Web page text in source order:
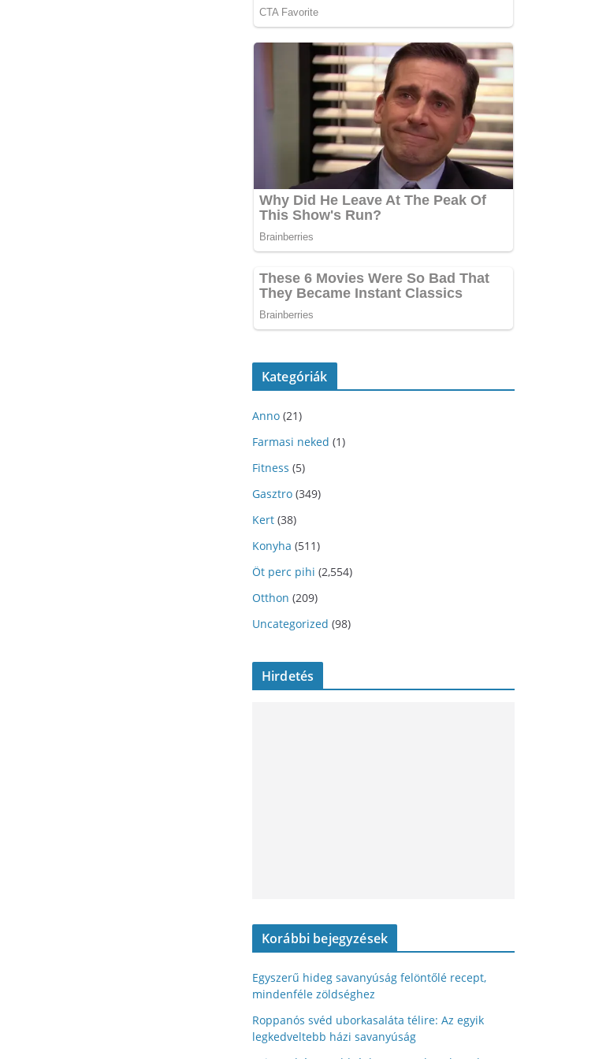
Kategóriák
Anno (21)
Farmasi neked (1)
Fitness (5)
Gasztro (349)
Kert (38)
Konyha (511)
Öt perc pihi (2,554)
Otthon (209)
Uncategorized (98)
Hirdetés
Korábbi bejegyzések
Egyszerű hideg savanyúság felöntőlé recept,
mindenféle zöldséghez
Roppanós svéd uborkasaláta télire: Az egyik
legkedveltebb házi savanyúság